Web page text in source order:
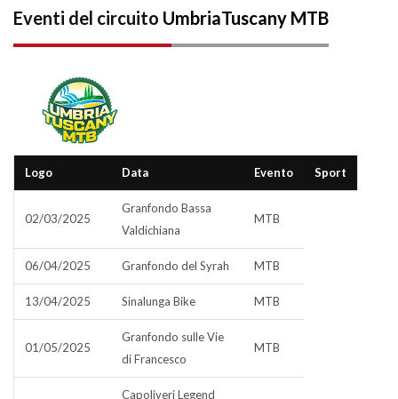
Eventi del circuito UmbriaTuscany MTB
Logo Data Evento Sport
02/03/2025
Granfondo Bassa
Valdichiana
MTB
06/04/2025 Granfondo del Syrah MTB
13/04/2025 Sinalunga Bike MTB
01/05/2025
Granfondo sulle Vie
di Francesco
MTB
Capoliveri Legend